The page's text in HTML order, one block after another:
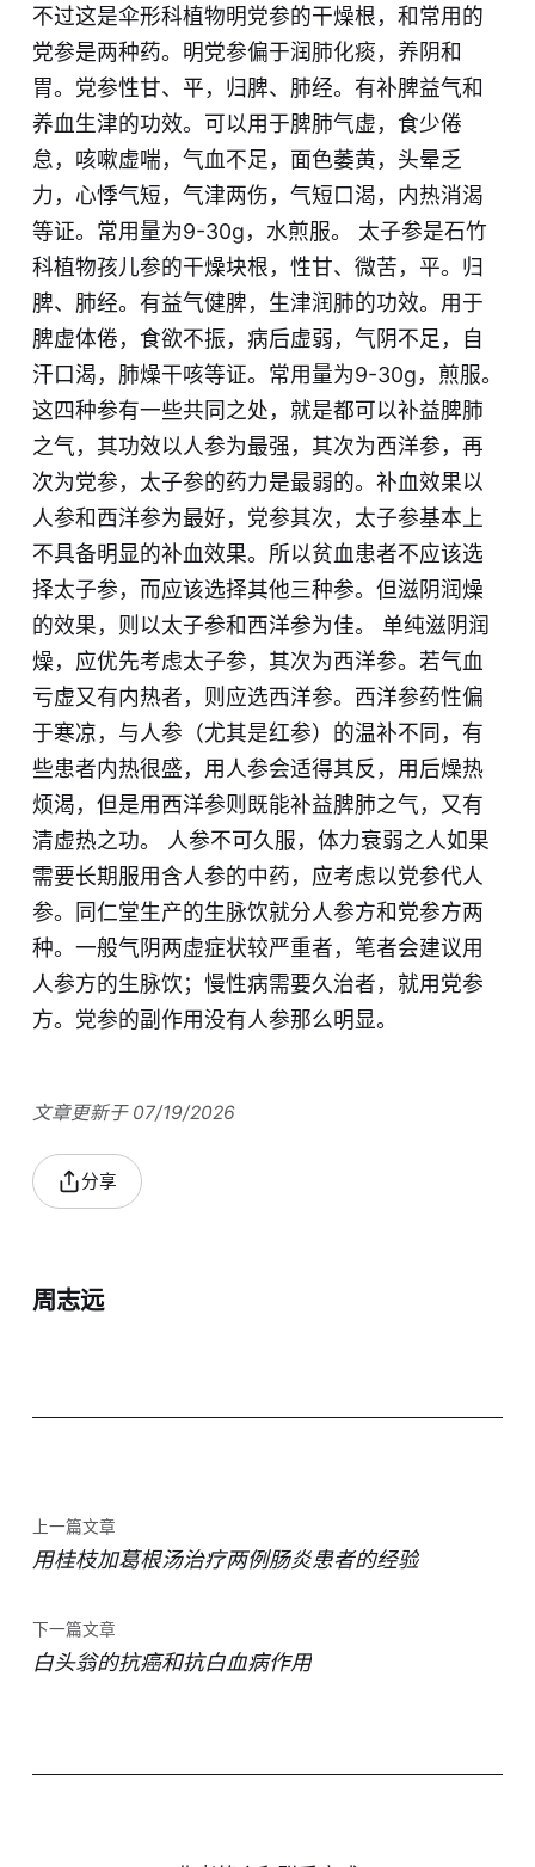
不过这是伞形科植物明党参的干燥根，和常用的
党参是两种药。明党参偏于润肺化痰，养阴和
胃。党参性甘、平，归脾、肺经。有补脾益气和
养血生津的功效。可以用于脾肺气虚，食少倦
怠，咳嗽虚喘，气血不足，面色萎黄，头晕乏
力，心悸气短，气津两伤，气短口渴，内热消渴
等证。常用量为9-30g，水煎服。 太子参是石竹
科植物孩儿参的干燥块根，性甘、微苦，平。归
脾、肺经。有益气健脾，生津润肺的功效。用于
脾虚体倦，食欲不振，病后虚弱，气阴不足，自
汗口渴，肺燥干咳等证。常用量为9-30g，煎服。
这四种参有一些共同之处，就是都可以补益脾肺
之气，其功效以人参为最强，其次为西洋参，再
次为党参，太子参的药力是最弱的。补血效果以
人参和西洋参为最好，党参其次，太子参基本上
不具备明显的补血效果。所以贫血患者不应该选
择太子参，而应该选择其他三种参。但滋阴润燥
的效果，则以太子参和西洋参为佳。 单纯滋阴润
燥，应优先考虑太子参，其次为西洋参。若气血
亏虚又有内热者，则应选西洋参。西洋参药性偏
于寒凉，与人参（尤其是红参）的温补不同，有
些患者内热很盛，用人参会适得其反，用后燥热
烦渴，但是用西洋参则既能补益脾肺之气，又有
清虚热之功。 人参不可久服，体力衰弱之人如果
需要长期服用含人参的中药，应考虑以党参代人
参。同仁堂生产的生脉饮就分人参方和党参方两
种。一般气阴两虚症状较严重者，笔者会建议用
人参方的生脉饮；慢性病需要久治者，就用党参
方。党参的副作用没有人参那么明显。
文章更新于 07/19/2026
分享
周志远
上一篇文章
用桂枝加葛根汤治疗两例肠炎患者的经验
下一篇文章
白头翁的抗癌和抗白血病作用